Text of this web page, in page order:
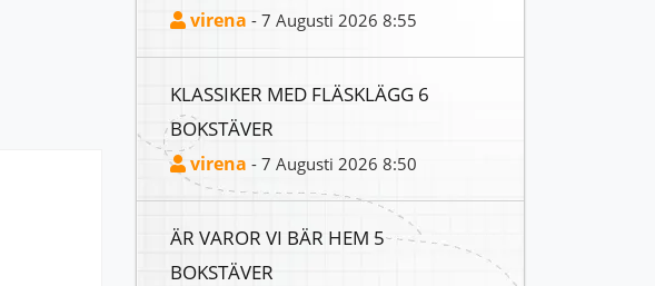
virena - 7 Augusti 2026 8:55
KLASSIKER MED FLÄSKLÄGG 6
BOKSTÄVER
virena - 7 Augusti 2026 8:50
ÄR VAROR VI BÄR HEM 5
BOKSTÄVER